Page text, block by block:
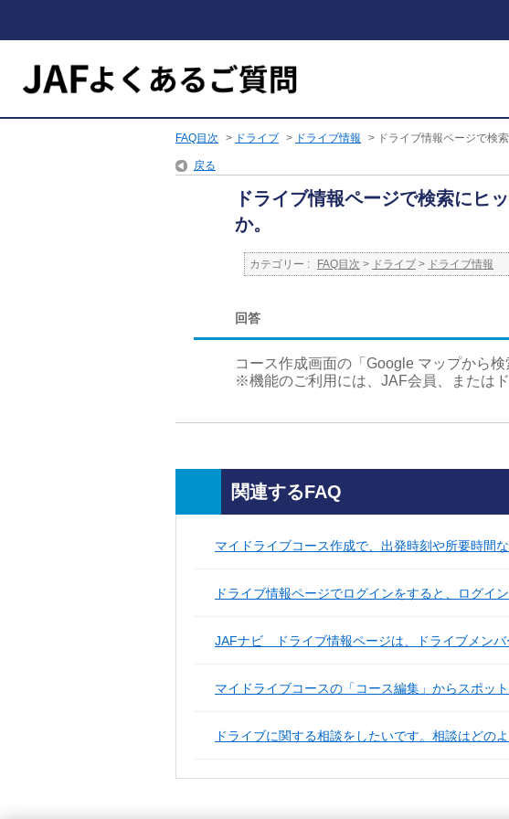
FAQ目次 > ドライブ > ドライブ情報 > ドライブ情報ページで検
戻る
ドライブ情報ページで検索にヒ
か。
カテゴリー : FAQ目次 > ドライブ > ドライブ情報
回答
コース作成画面の「Google マップから
※機能のご利用には、JAF会員、または
関連するFAQ
マイドライブコース作成で、出発時刻や所要時間
ドライブ情報ページでログインをすると、ログイ
JAFナビ ドライブ情報ページは、ドライブメンバ
マイドライブコースの「コース編集」からスポッ
ドライブに関する相談をしたいです。相談はどの